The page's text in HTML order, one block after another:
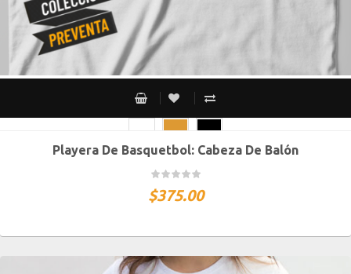
CH M G XG XXG
Playera De Basquetbol: Cabeza De Balón
$375.00